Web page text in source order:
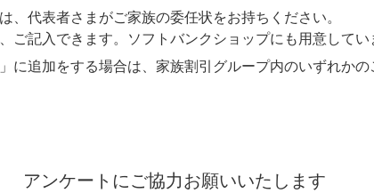
、代表者さまがご家族の委任状をお持ちください。
ご記入できます。ソフトバンクショップにも用意してい
に追加をする場合は、家族割引グループ内のいずれか
アンケートにご協力お願いいたします